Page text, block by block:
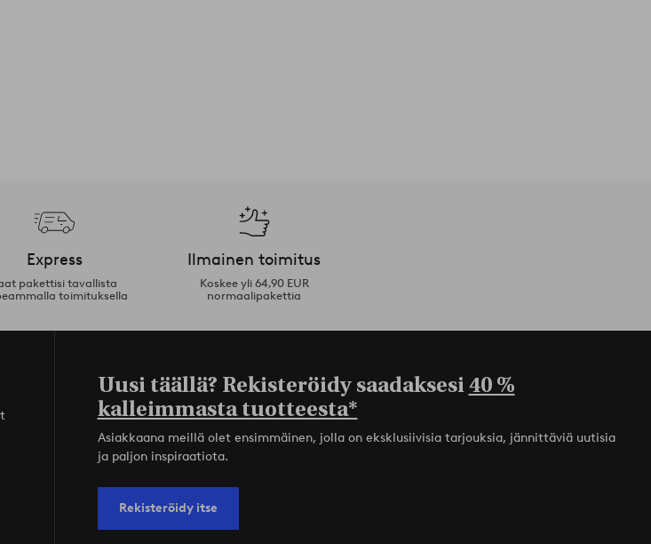
Express
pakettisi tavallista
toimituksella
Ilmainen toimitus
Koskee yli 64,90 EUR
normaalipakettia
Uusi täällä? Rekisteröidy saadaksesi40 %
kalleimmasta tuotteesta*
Asiakkaana meillä olet ensimmäinen, jolla on eksklusiivisia tarjouksia, jännittäviä uutisia
ja paljon inspiraatiota.
Rekisteröidy itse